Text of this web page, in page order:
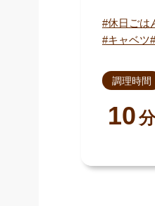
休日ごは
キャベツ
調理時間
10分